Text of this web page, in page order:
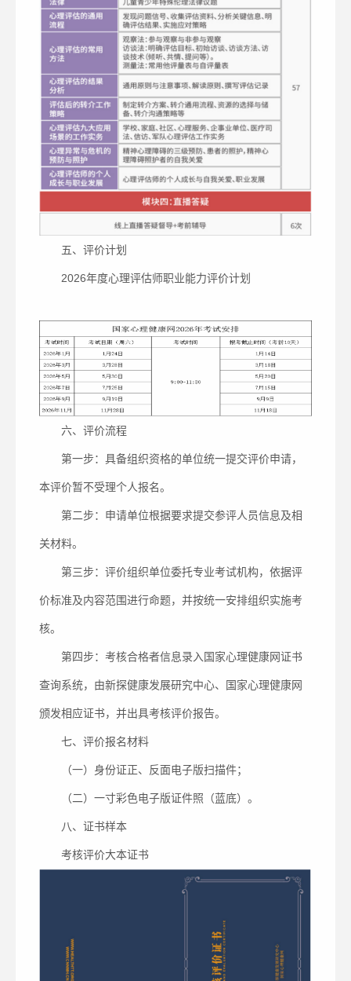
五、评价计划
2026年度心理评估师职业能力评价计划
六、评价流程
第一步：具备组织资格的单位统一提交评价申请，
本评价暂不受理个人报名。
第二步：申请单位根据要求提交参评人员信息及相
关材料。
第三步：评价组织单位委托专业考试机构，依据评
价标准及内容范围进行命题，并按统一安排组织实施考
核。
第四步：考核合格者信息录入国家心理健康网证书
查询系统，由新探健康发展研究中心、国家心理健康网
颁发相应证书，并出具考核评价报告。
七、评价报名材料
（一）身份证正、反面电子版扫描件；
（二）一寸彩色电子版证件照（蓝底）。
八、证书样本
考核评价大本证书